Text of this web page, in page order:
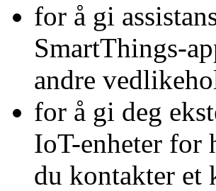
for å gi
SmartThings-
andre
for å gi deg
IoT-enheter for
du kontakter et